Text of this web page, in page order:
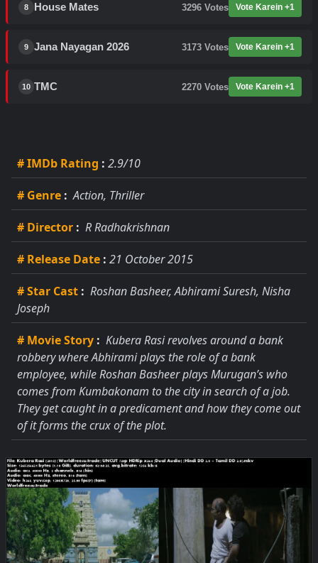
8 House Mates 3296 Votes Vote Karein +1
9 Jana Nayagan 2026 3173 Votes Vote Karein +1
10 TMC 2270 Votes Vote Karein +1
# IMDb Rating : 2.9/10
# Genre : Action, Thriller
# Director : R Radhakrishnan
# Release Date : 21 October 2015
# Star Cast : Roshan Basheer, Abhirami Suresh, Nisha
Joseph
# Movie Story : Kubera Rasi revolves around a bank
robbery where Abhirami plays the role of a bank
employee, while Roshan Basheer plays Murugan’s who
comes from Kumbakonam to the city in search of a job.
They get caught in a predicament and how they come out
of it forms the crux of the plot.